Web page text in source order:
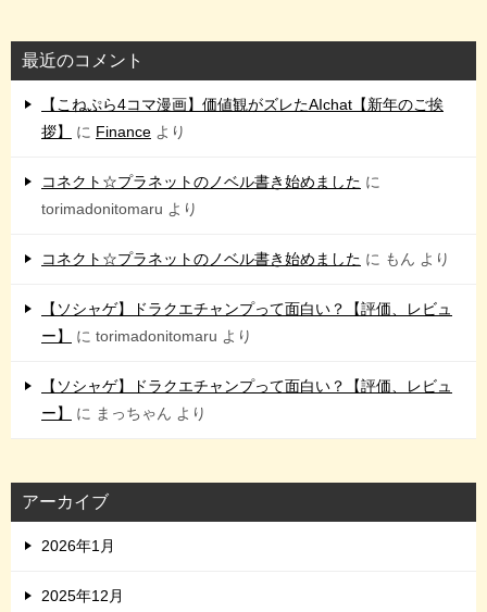
最近のコメント
【こねぷら4コマ漫画】価値観がズレたAIchat【新年のご挨
拶】
に Finance より
コネクト☆プラネットのノベル書き始めました に
torimadonitomaru より
コネクト☆プラネットのノベル書き始めました に もん より
【ソシャゲ】ドラクエチャンプって面白い？【評価、レビュ
ー】
に torimadonitomaru より
【ソシャゲ】ドラクエチャンプって面白い？【評価、レビュ
ー】
に まっちゃん より
アーカイブ
2026年1月
2025年12月